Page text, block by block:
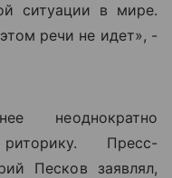
ситуации в мире.
речи не идет», -
неоднократно
Пресс-
Песков заявлял,